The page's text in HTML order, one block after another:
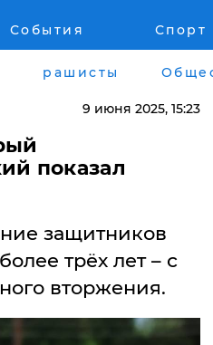
События Спорт
и в Крыму Лайф стайл
Стиль
Шоу-биз
Культура
рашисты
9 июня 2025, 15:23
показал
защитников
трёх лет – с
вторжения.